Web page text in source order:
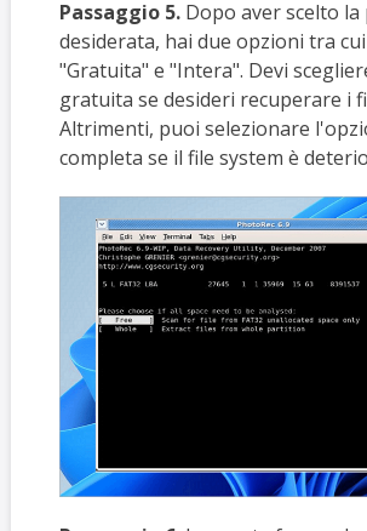
Passaggio 5.Dopo aver scelto la
desiderata, hai due opzioni tra
"Gratuita" e "Intera". Devi
gratuita se desideri recuperare i
Altrimenti, puoi selezionare
completa se il file system è